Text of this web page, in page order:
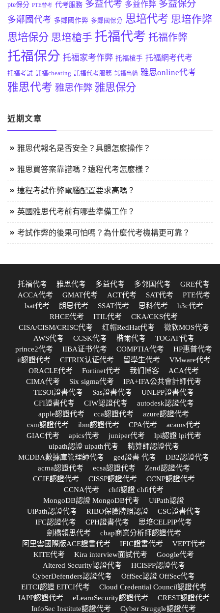
pte保分 PTE替考 代考服務 多益代考 多益作弊 多益保分
多鄰國代考 多鄰國作弊 多鄰國保分 思培代考 思培作弊
思培保分 思培槍手 托福代考 托福作弊
托福保分 托福家考作弊 托福槍手 托福網考代考
托福考試 託福cheating 託福代考服務 託福出貓 雅思online代考
雅思代考 雅思作弊 雅思保分
近期文章
雅思代報名是否安全？具體怎麼操作？
雅思買答案靠譜嗎？遠程代考怎麼樣？
遠程考試作弊電腦配置要求高嗎？
英國雅思代考前有哪些準備工作？
考試作弊的後果可怕嗎？為什麼代考機構更可靠？
托福代考 雅思代考 多益代考 多邻国代考
GRE代考
ACCA代考
GMAT代考 ACT代考 SAT代考
PTE代考
lsat代考
朗思代考 SSAT代考 思科代考
h3c代考
RHCE代考
ITIL代考
CKA/CKS代考
CISA/CISM/CRISC代考
红帽RedHat代考
微软MOS代考
AWS代考
CCSK代考 楷爾代考
TOGAF代考
prince2代考
IIBA证书代考 COMPTIA代考
HP惠普代考
it認證代考
CITRIX认证代考 留學生代考
VMware代考
ORACLE代考
Fortinet代考 我们博客
ACA代考
CIMA代考
Six sigma代考
IPA+IFA公共會計師代考
TESOl證書代考
Sas證書代考
UNLPP證書代考
CFI證書代考
CIW認證代考
autodesk認證代考
apple認證代考
cca認證代考
azure認證代考
csm認證代考
ibm認證代考 CPA代考
acams代考
GIAC代考
apics代考 juniper代考
lpi認證 lpi代考
uipath認證 uipath代考
精算師認證代考
MCDBA數據庫管理師代考
ged證書 代考
DB2認證代考
acma認證代考
ecsa認證代考
Zend認證代考
CCIE認證代考
CISSP認證代考
CCNP認證代考
CCNA代考
chfi認證 chfi代考
MongoDB認證 MongoDB代考
UiPath認證
UiPath認證代考
RIBO保險牌照認證
CSC證書代考
IFC認證代考
CPH證書代考
思培CELPIP代考
劍橋領思代考
cbap商業分析師認證代考
阿里雲國際版ACE證書代考
IFIC證書代考
VEPT代考
KITE代考
Kira interview面試代考
Google代考
Altered Security認證代考
HCISPP認證代考
CyberDefenders認證代考
OffSec認證 OffSec代考
EITCI認證 EITCI代考
Cloud Credential Council認證代考
IAPP認證代考
eLearnSecurity認證代考
CREST認證代考
InfoSec Institute認證代考
Cyber Struggle認證代考